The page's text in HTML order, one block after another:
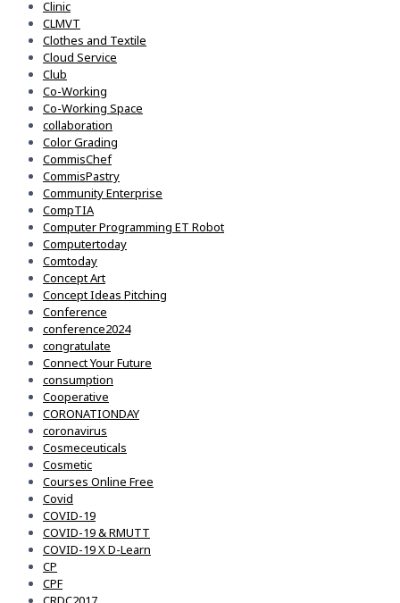
Clinic
CLMVT
Clothes and Textile
Cloud Service
Club
Co-Working
Co-Working Space
collaboration
Color Grading
CommisChef
CommisPastry
Community Enterprise
CompTIA
Computer Programming ET Robot
Computertoday
Comtoday
Concept Art
Concept Ideas Pitching
Conference
conference2024
congratulate
Connect Your Future
consumption
Cooperative
CORONATIONDAY
coronavirus
Cosmeceuticals
Cosmetic
Courses Online Free
Covid
COVID-19
COVID-19 & RMUTT
COVID-19 X D-Learn
CP
CPF